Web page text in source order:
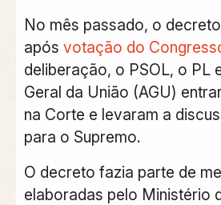
No mês passado, o
após votação do
deliberação, o PSOL, o PL
Geral da União (AGU)
na Corte e levaram a
para o Supremo.
O decreto fazia parte de
elaboradas pelo Ministério